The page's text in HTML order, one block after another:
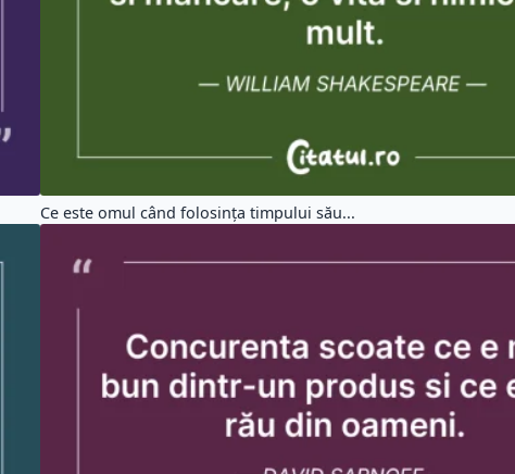
Ce este omul când folosința timpului său...